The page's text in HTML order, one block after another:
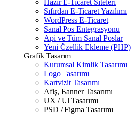
Hazır E-Ticaret Siteleri
Sıfırdan E-Ticaret Yazılımı
WordPress E-Ticaret
Sanal Pos Entegrasyonu
Api ve Tüm Sanal Poslar
Yeni Özellik Ekleme (PHP)
Grafik Tasarım
Kurumsal Kimlik Tasarımı
Logo Tasarımı
Kartvizit Tasarımı
Afiş, Banner Tasarımı
UX / Ul Tasarımı
PSD / Figma Tasarımı